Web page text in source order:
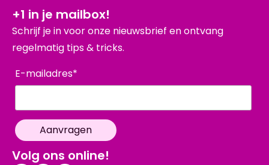
+1 in je mailbox!
Schrijf je in voor onze nieuwsbrief en ontvang
regelmatig tips & tricks.
E-mailadres*
Volg ons online!